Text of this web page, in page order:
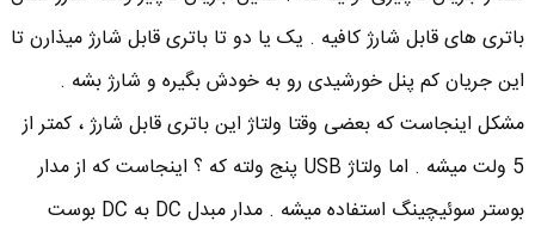
باتری های قابل شارژ کافیه . یک یا دو تا باتری قابل شارژ میذارن تا
این جریان کم پنل خورشیدی رو به خودش بگیره و شارژ بشه .
مشکل اینجاست که بعضی وقتا ولتاژ این باتری قابل شارژ ، کمتر از
5 ولت میشه . اما ولتاژ USB پنج ولته که ؟ اینجاست که از مدار
بوستر سوئیچینگ استفاده میشه . مدار مبدل DC به DC بوست